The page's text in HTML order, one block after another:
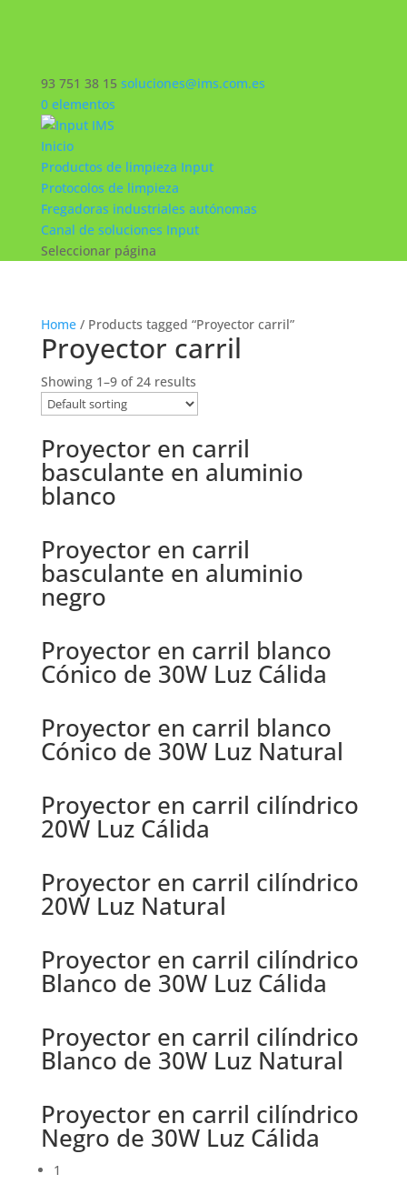
93 751 38 15 soluciones@ims.com.es
0 elementos
Inicio
Productos de limpieza Input
Protocolos de limpieza
Fregadoras industriales autónomas
Canal de soluciones Input
Seleccionar página
Home/ Products tagged “Proyector carril”
Proyector carril
Showing 1–9 of 24 results
Proyector en carril
basculante en aluminio
blanco
Proyector en carril
basculante en aluminio
negro
Proyector en carril blanco
Cónico de 30W Luz Cálida
Proyector en carril blanco
Cónico de 30W Luz Natural
Proyector en carril cilíndrico
20W Luz Cálida
Proyector en carril cilíndrico
20W Luz Natural
Proyector en carril cilíndrico
Blanco de 30W Luz Cálida
Proyector en carril cilíndrico
Blanco de 30W Luz Natural
Proyector en carril cilíndrico
Negro de 30W Luz Cálida
1